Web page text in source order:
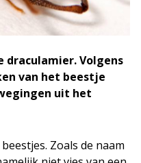
draculamier. Volgens
van het beestje
uit het
Zoals de naam